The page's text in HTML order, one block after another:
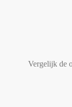
Vergelijk de